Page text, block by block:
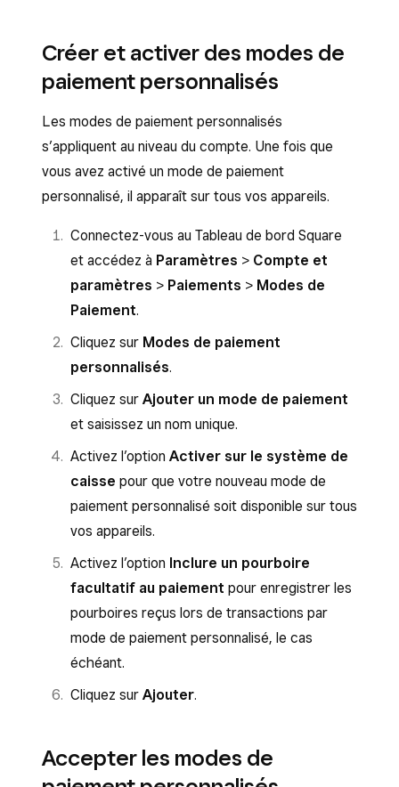
Créer et activer des modes de
paiement personnalisés
Les modes de paiement personnalisés
s’appliquent au niveau du compte. Une fois que
vous avez activé un mode de paiement
personnalisé, il apparaît sur tous vos appareils.
Connectez-vous au Tableau de bord Square
et accédez à Paramètres > Compte et
paramètres > Paiements > Modes de
Paiement.
Cliquez sur Modes de paiement
personnalisés.
Cliquez sur Ajouter un mode de paiement
et saisissez un nom unique.
Activez l’option Activer sur le système de
caisse pour que votre nouveau mode de
paiement personnalisé soit disponible sur tous
vos appareils.
Activez l’option Inclure un pourboire
facultatif au paiement pour enregistrer les
pourboires reçus lors de transactions par
mode de paiement personnalisé, le cas
échéant.
Cliquez sur Ajouter.
Accepter les modes de